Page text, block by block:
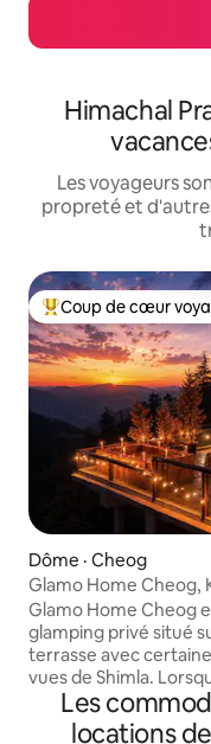
Himachal
Les voyageurs
propreté et
Coup de cœur
Coup de cœur
Dôme · Cheog
Glamo Home Cheog,
Séjour privé
Glamo Home Cheog
glamping privé situé
terrasse avec
vues de Shimla.
tout l'espace est
ce qui vous offre une
Les
locations